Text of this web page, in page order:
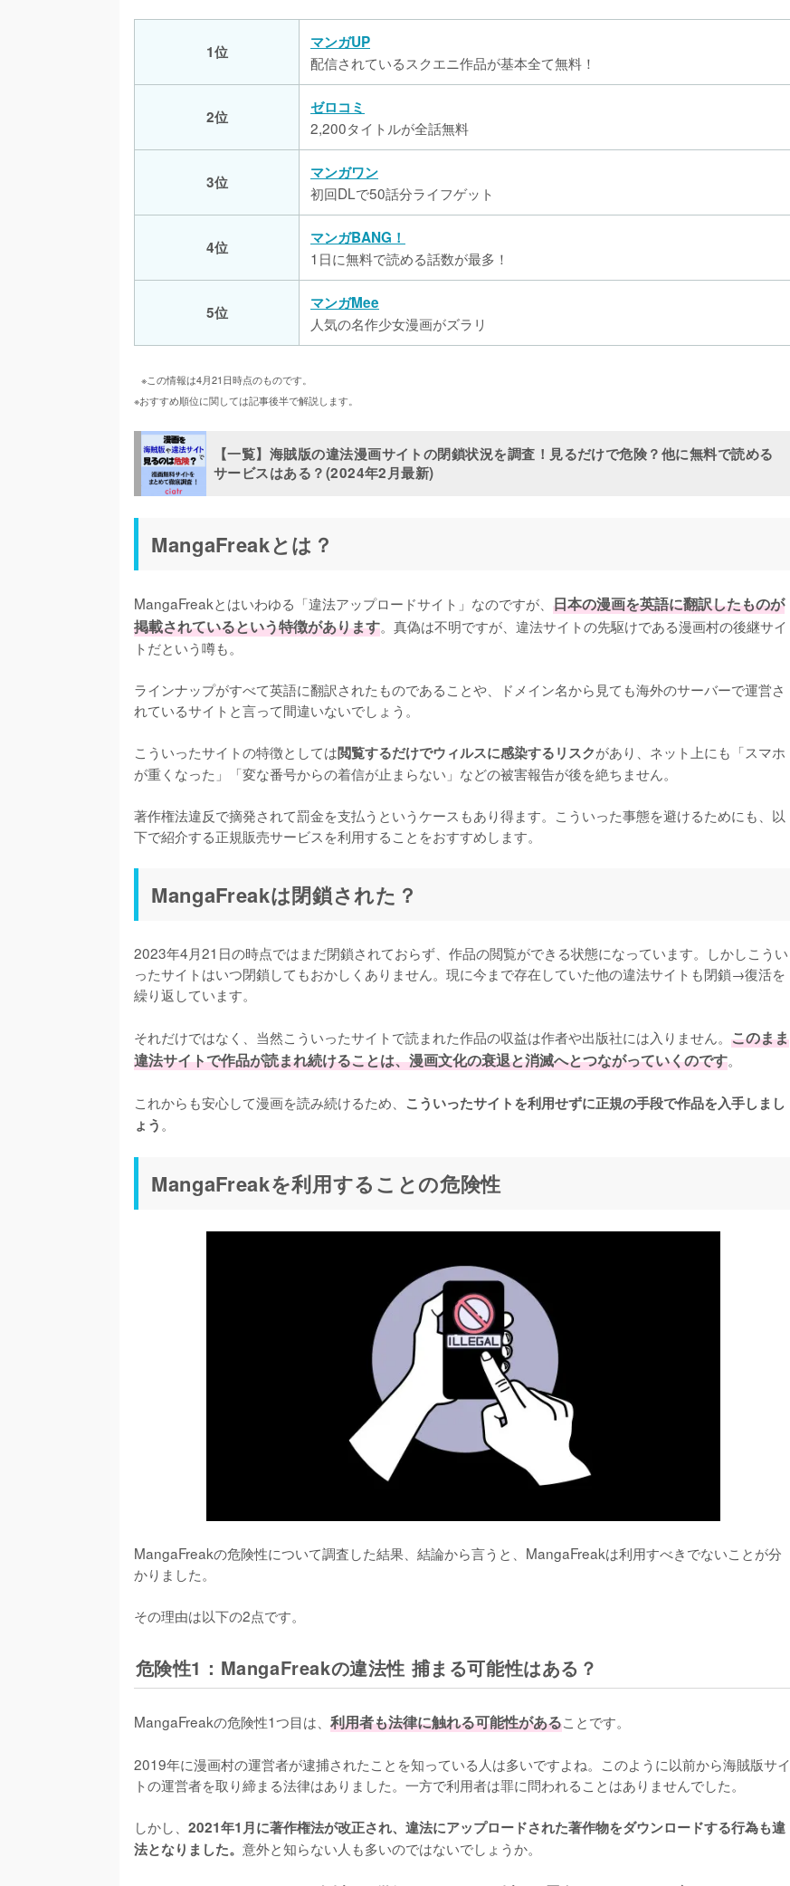
1位
マンガUP
配信されているスクエニ作品が基本全て無料！
2位
ゼロコミ
2,200タイトルが全話無料
3位
マンガワン
初回DLで50話分ライフゲット
4位
マンガBANG！
1日に無料で読める話数が最多！
5位
マンガMee
人気の名作少女漫画がズラリ
※この情報は4月21日時点のものです。
※おすすめ順位に関しては記事後半で解説します。
【一覧】海賊版の違法漫画サイトの閉鎖状況を調査！見るだけで危険？他に無料で読める
サービスはある？(2024年2月最新)
MangaFreakとは？
MangaFreakとはいわゆる「違法アップロードサイト」なのですが、 日本の漫画を英語に翻訳したものが
掲載されているという特徴があります。真偽は不明ですが、違法サイトの先駆けである漫画村の後継サイ
トだという噂も。
ラインナップがすべて英語に翻訳されたものであることや、ドメイン名から見ても海外のサーバーで運営さ
れているサイトと言って間違いないでしょう。
こういったサイトの特徴としては閲覧するだけでウィルスに感染するリスクがあり、ネット上にも「スマホ
が重くなった」「変な番号からの着信が止まらない」などの被害報告が後を絶ちません。
著作権法違反で摘発されて罰金を支払うというケースもあり得ます。こういった事態を避けるためにも、以
下で紹介する正規販売サービスを利用することをおすすめします。
MangaFreakは閉鎖された？
2023年4月21日の時点ではまだ閉鎖されておらず、作品の閲覧ができる状態になっています。しかしこうい
ったサイトはいつ閉鎖してもおかしくありません。現に今まで存在していた他の違法サイトも閉鎖→復活を
繰り返しています。
それだけではなく、当然こういったサイトで読まれた作品の収益は作者や出版社には入りません。 このまま
違法サイトで作品が読まれ続けることは、漫画文化の衰退と消滅へとつながっていくのです。
これからも安心して漫画を読み続けるため、 こういったサイトを利用せずに正規の手段で作品を入手しまし
ょう 。
MangaFreakを利用することの危険性
MangaFreakの危険性について調査した結果、結論から言うと、MangaFreakは利用すべきでないことが分
かりました。
その理由は以下の2点です。
危険性1：MangaFreakの違法性 捕まる可能性はある？
MangaFreakの危険性1つ目は、 利用者も法律に触れる可能性があることです。
2019年に漫画村の運営者が逮捕されたことを知っている人は多いですよね。このように以前から海賊版サイ
トの運営者を取り締まる法律はありました。一方で利用者は罪に問われることはありませんでした。
しかし、 2021年1月に著作権法が改正され、違法にアップロードされた著作物をダウンロードする行為も違
法となりました。 意外と知らない人も多いのではないでしょうか。